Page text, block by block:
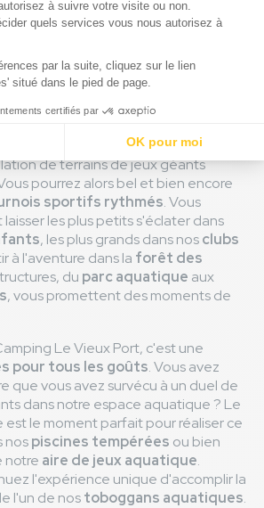
en Septembre
séjour ?
jour. Tout a déjà été mis en
de terrains de jeux géants
pourrez alors bel et bien encore
sportifs rythmés. Vous
les plus petits s'éclater dans
, les plus grands dans nosclubs
à l'aventure dans la forêt des
du parc aquatique aux
, vous promettent des moments de
Le Vieux Port, c'est une
pour tous les goûts. Vous avez
que vous avez survécu à un duel de
dans notre espace aquatique ? Le
est le moment parfait pour réaliser ce
nospiscines tempérées ou bien
notre aire de jeux aquatique.
l'expérience unique d'accomplir la
l'un de nostoboggans aquatiques.